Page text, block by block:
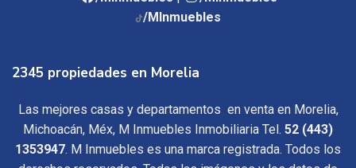
/MInmuebles
2345 propiedades en Morelia
Las mejores casas y departamentos en venta en Morelia,
Michoacán, Méx, M Inmuebles Inmobiliaria Tel. 52 (443)
1353947. M Inmuebles es una marca registrada. Todos los